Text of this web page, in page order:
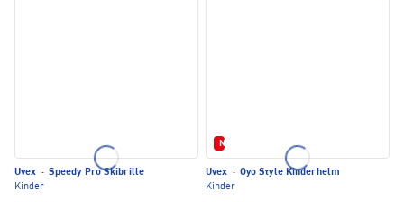
Uvex · Speedy Pro Skibrille
Kinder
Neu
Uvex · Oyo Style Kinderhelm
Kinder